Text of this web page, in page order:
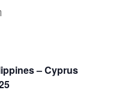
– Cyprus